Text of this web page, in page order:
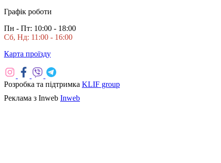
Графік роботи
Пн - Пт: 10:00 - 18:00
Сб, Нд: 11:00 - 16:00
Карта проїзду
Розробка та підтримка KLIF group
Реклама з Inweb Inweb